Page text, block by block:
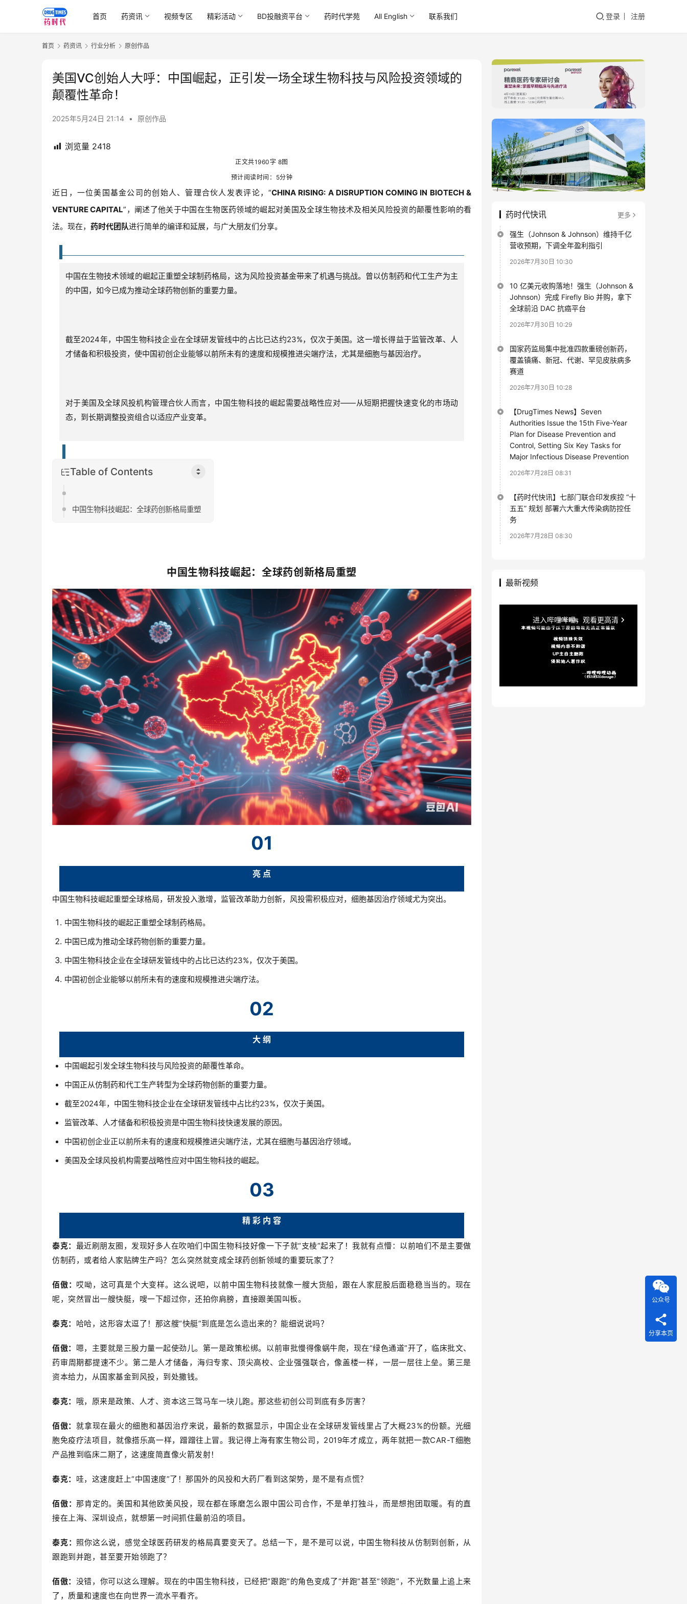
首页 药资讯 视频专区 精彩活动 BD投融资平台 药时代学苑 All English 联系我们 登录 注册
首页 药资讯 行业分析 原创作品
美国VC创始人大呼：中国崛起，正引发一场全球生物科技与风险投资领域的
颠覆性革命！
2025年5月24日 21:14 • 原创作品
浏览量 2418
正文共1960字 8图
预计阅读时间：5分钟
近日，一位美国基金公司的创始人、管理合伙人发表评论，“CHINA RISING: A DISRUPTION COMING IN BIOTECH &
VENTURE CAPITAL”，阐述了他关于中国在生物医药领域的崛起对美国及全球生物技术及相关风险投资的颠覆性影响的看
法。现在， 药时代团队进行简单的编译和延展，与广大朋友们分享。
中国在生物技术领域的崛起正重塑全球制药格局，这为风险投资基金带来了机遇与挑战。曾以仿制药和代工生产为主
的中国，如今已成为推动全球药物创新的重要力量。
截至2024年，中国生物科技企业在全球研发管线中的占比已达约23%，仅次于美国。这一增长得益于监管改革、人
才储备和积极投资，使中国初创企业能够以前所未有的速度和规模推进尖端疗法，尤其是细胞与基因治疗。
对于美国及全球风投机构管理合伙人而言，中国生物科技的崛起需要战略性应对——从短期把握快速变化的市场动
态，到长期调整投资组合以适应产业变革。
Table of Contents
中国生物科技崛起：全球药创新格局重塑
中国生物科技崛起：全球药创新格局重塑
01
亮 点
中国生物科技崛起重塑全球格局，研发投入激增，监管改革助力创新，风投需积极应对，细胞基因治疗领域尤为突出。
中国生物科技的崛起正重塑全球制药格局。
中国已成为推动全球药物创新的重要力量。
中国生物科技企业在全球研发管线中的占比已达约23%，仅次于美国。
中国初创企业能够以前所未有的速度和规模推进尖端疗法。
02
大 纲
中国崛起引发全球生物科技与风险投资的颠覆性革命。
中国正从仿制药和代工生产转型为全球药物创新的重要力量。
截至2024年，中国生物科技企业在全球研发管线中占比约23%，仅次于美国。
监管改革、人才储备和积极投资是中国生物科技快速发展的原因。
中国初创企业正以前所未有的速度和规模推进尖端疗法，尤其在细胞与基因治疗领域。
美国及全球风投机构需要战略性应对中国生物科技的崛起。
03
精 彩 内 容
泰克： 最近刷朋友圈，发现好多人在吹咱们中国生物科技好像一下子就“支棱”起来了！我就有点懵：以前咱们不是主要做
仿制药，或者给人家贴牌生产吗？怎么突然就变成全球药创新领域的重要玩家了？
佰傲： 哎呦，这可真是个大变样。这么说吧，以前中国生物科技就像一艘大货船，跟在人家屁股后面稳稳当当的。现在
呢，突然冒出一艘快艇，嗖一下超过你，还拍你肩膀，直接跟美国叫板。
泰克： 哈哈，这形容太逗了！那这艘“快艇”到底是怎么造出来的？能细说说吗？
佰傲： 嗯，主要就是三股力量一起使劲儿。第一是政策松绑。以前审批慢得像蜗牛爬，现在“绿色通道”开了，临床批文、
药审周期都提速不少。第二是人才储备，海归专家、顶尖高校、企业强强联合，像盖楼一样，一层一层往上垒。第三是
资本给力，从国家基金到风投，到处撒钱。
泰克： 哦，原来是政策、人才、资本这三驾马车一块儿跑。那这些初创公司到底有多厉害？
佰傲：就拿现在最火的细胞和基因治疗来说，最新的数据显示，中国企业在全球研发管线里占了大概23%的份额。光细
胞免疫疗法项目，就像搭乐高一样，蹭蹭往上冒。我记得上海有家生物公司，2019年才成立，两年就把一款CAR-T细胞
产品推到临床二期了，这速度简直像火箭发射！
泰克： 哇，这速度赶上“中国速度”了！那国外的风投和大药厂看到这架势，是不是有点慌？
佰傲：那肯定的。美国和其他欧美风投，现在都在琢磨怎么跟中国公司合作，不是单打独斗，而是想抱团取暖。有的直
接在上海、深圳设点，就想第一时间抓住最前沿的项目。
泰克： 照你这么说，感觉全球医药研发的格局真要变天了。总结一下，是不是可以说，中国生物科技从仿制到创新，从
跟跑到并跑，甚至要开始领跑了？
佰傲： 没错，你可以这么理解。现在的中国生物科技，已经把“跟跑”的角色变成了“并跑”甚至“领跑”，不光数量上追上来
了，质量和速度也在向世界一流水平看齐。
药时代快讯 更多
强生（Johnson & Johnson）维持千亿
营收预期，下调全年盈利指引
2026年7月30日 10:30
10 亿美元收购落地！强生（Johnson &
Johnson）完成 Firefly Bio 并购，拿下
全球前沿 DAC 抗癌平台
2026年7月30日 10:29
国家药监局集中批准四款重磅创新药，
覆盖镇痛、新冠、代谢、罕见皮肤病多
赛道
2026年7月30日 10:28
【DrugTimes News】Seven
Authorities Issue the 15th Five-Year
Plan for Disease Prevention and
Control, Setting Six Key Tasks for
Major Infectious Disease Prevention
2026年7月28日 08:31
【药时代快讯】七部门联合印发疾控 “十
五五” 规划 部署六大重大传染病防控任
务
2026年7月28日 08:30
最新视频
公众号
分享本页